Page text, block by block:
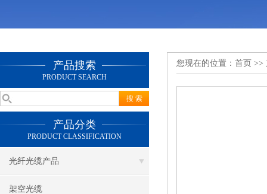
产品搜索
PRODUCT SEARCH
产品分类
PRODUCT CLASSIFICATION
光纤光缆产品
架空光缆
您现在的位置： 首页 >>